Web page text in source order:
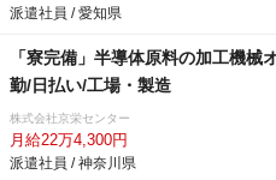
派遣社員 / 愛知県
「寮完備」半導体原料の加工機械
勤/日払い/工場・製造
株式会社京栄センター
月給22万4,300円
派遣社員 / 神奈川県